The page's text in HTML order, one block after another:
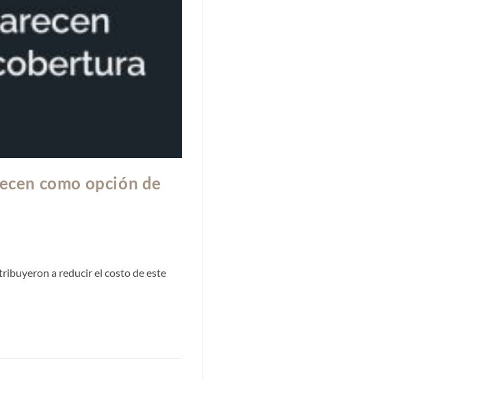
como opción de
a reducir el costo de este